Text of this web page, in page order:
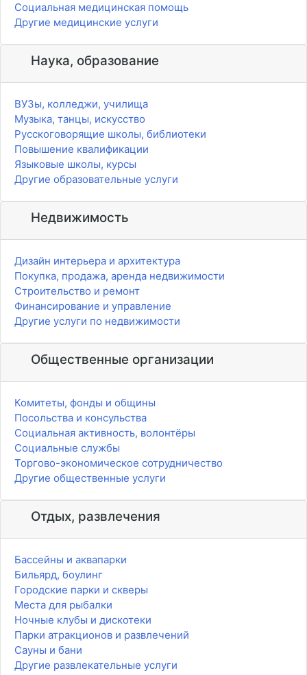
Социальная медицинская помощь
Другие медицинские услуги
Наука, образование
ВУЗы, колледжи, училища
Музыка, танцы, искусство
Русскоговорящие школы, библиотеки
Повышение квалификации
Языковые школы, курсы
Другие образовательные услуги
Недвижимость
Дизайн интерьера и архитектура
Покупка, продажа, аренда недвижимости
Строительство и ремонт
Финансирование и управление
Другие услуги по недвижимости
Общественные организации
Комитеты, фонды и общины
Посольства и консульства
Социальная активность, волонтёры
Социальные службы
Торгово-экономическое сотрудничество
Другие общественные услуги
Отдых, развлечения
Бассейны и аквапарки
Бильярд, боулинг
Городские парки и скверы
Места для рыбалки
Ночные клубы и дискотеки
Парки атракционов и развлечений
Сауны и бани
Другие развлекательные услуги